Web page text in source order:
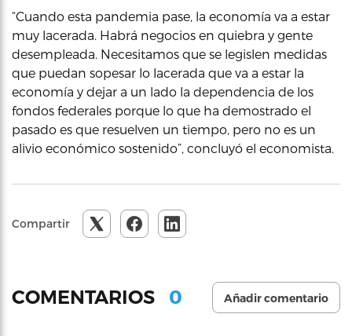
“Cuando esta pandemia pase, la economía va a estar
muy lacerada. Habrá negocios en quiebra y gente
desempleada. Necesitamos que se legislen medidas
que puedan sopesar lo lacerada que va a estar la
economía y dejar a un lado la dependencia de los
fondos federales porque lo que ha demostrado el
pasado es que resuelven un tiempo, pero no es un
alivio económico sostenido”, concluyó el economista.
Compartir
COMENTARIOS 0 Añadir comentario